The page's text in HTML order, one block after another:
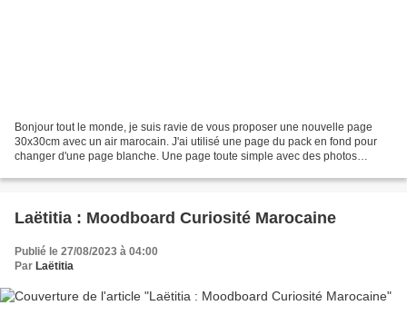
Bonjour tout le monde, je suis ravie de vous proposer une nouvelle page
30x30cm avec un air marocain. J'ai utilisé une page du pack en fond pour
changer d'une page blanche. Une page toute simple avec des photos
Laëtitia : Moodboard Curiosité Marocaine
Publié le 27/08/2023 à 04:00
Par Laëtitia